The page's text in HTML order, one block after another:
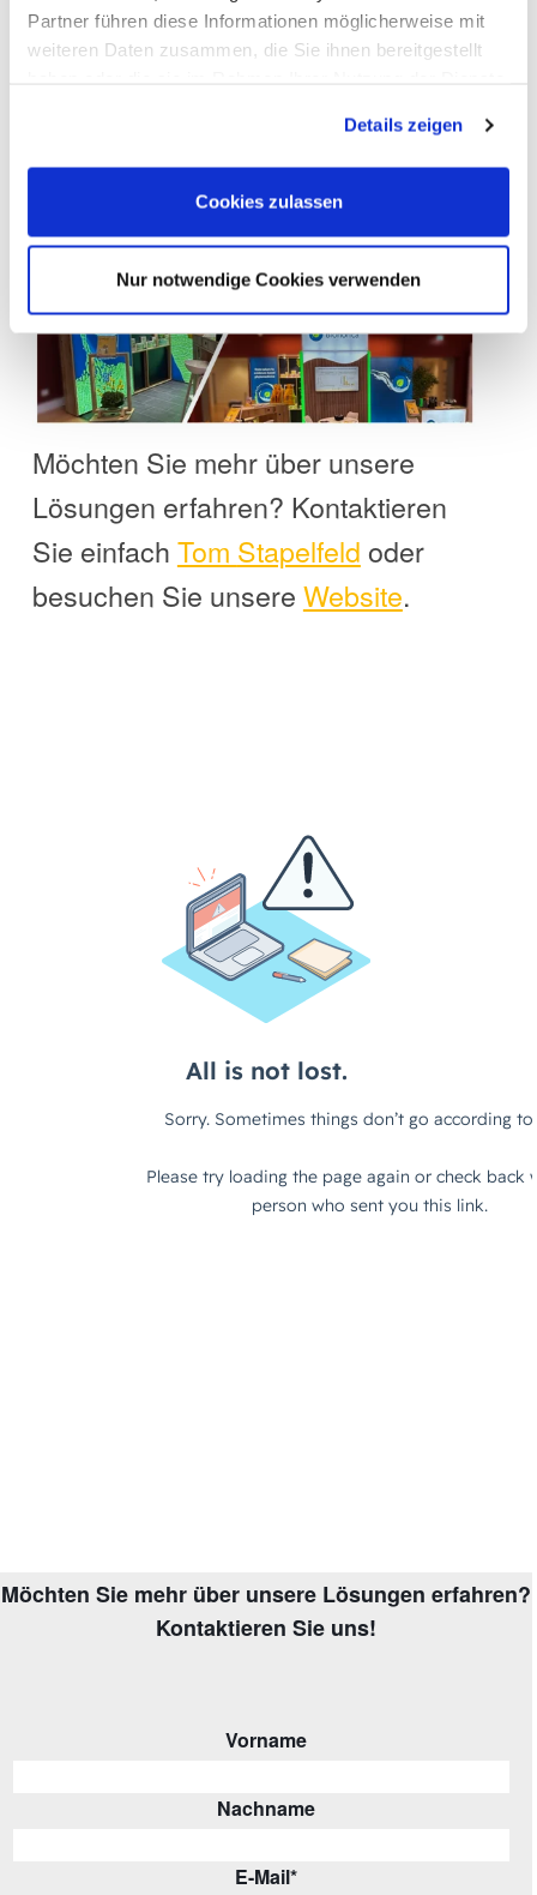
Partner führen diese Informationen möglicherweise mit
weiteren Daten zusammen, die Sie ihnen bereitgestellt
Cookies, wenn Sie unsere Webseite weiterhin nutzen.
Details zeigen
Cookies zulassen
Nur notwendige Cookies verwenden
schon auf den nächstenDGU-
Möchten Sie mehr über unsere
Lösungen erfahren? Kontaktieren
Sie einfach Tom Stapelfeld oder
besuchen Sie unsere Website.
Möchten Sie mehr über unsere Lösungen erfahren?
Kontaktieren Sie uns!
Vorname
Nachname
E-Mail*